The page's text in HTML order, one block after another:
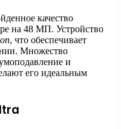
качество
на 48 МП. Устройство
, что обеспечивает
Множество
и
его идеальным